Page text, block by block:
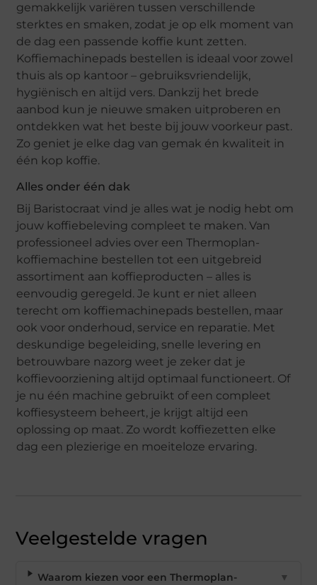
gemakkelijk variëren tussen verschillende
sterktes en smaken, zodat je op elk moment van
de dag een passende koffie kunt zetten.
Koffiemachinepads bestellen is ideaal voor zowel
thuis als op kantoor – gebruiksvriendelijk,
hygiënisch en altijd vers. Dankzij het brede
aanbod kun je nieuwe smaken uitproberen en
ontdekken wat het beste bij jouw voorkeur past.
Zo geniet je elke dag van gemak én kwaliteit in
één kop koffie.
Alles onder één dak
Bij Baristocraat vind je alles wat je nodig hebt om
jouw koffiebeleving compleet te maken. Van
professioneel advies over een Thermoplan-
koffiemachine bestellen tot een uitgebreid
assortiment aan koffieproducten – alles is
eenvoudig geregeld. Je kunt er niet alleen
terecht om koffiemachinepads bestellen, maar
ook voor onderhoud, service en reparatie. Met
deskundige begeleiding, snelle levering en
betrouwbare nazorg weet je zeker dat je
koffievoorziening altijd optimaal functioneert. Of
je nu één machine gebruikt of een compleet
koffiesysteem beheert, je krijgt altijd een
oplossing op maat. Zo wordt koffiezetten elke
dag een plezierige en moeiteloze ervaring.
Veelgestelde vragen
Waarom kiezen voor een Thermoplan-
▼